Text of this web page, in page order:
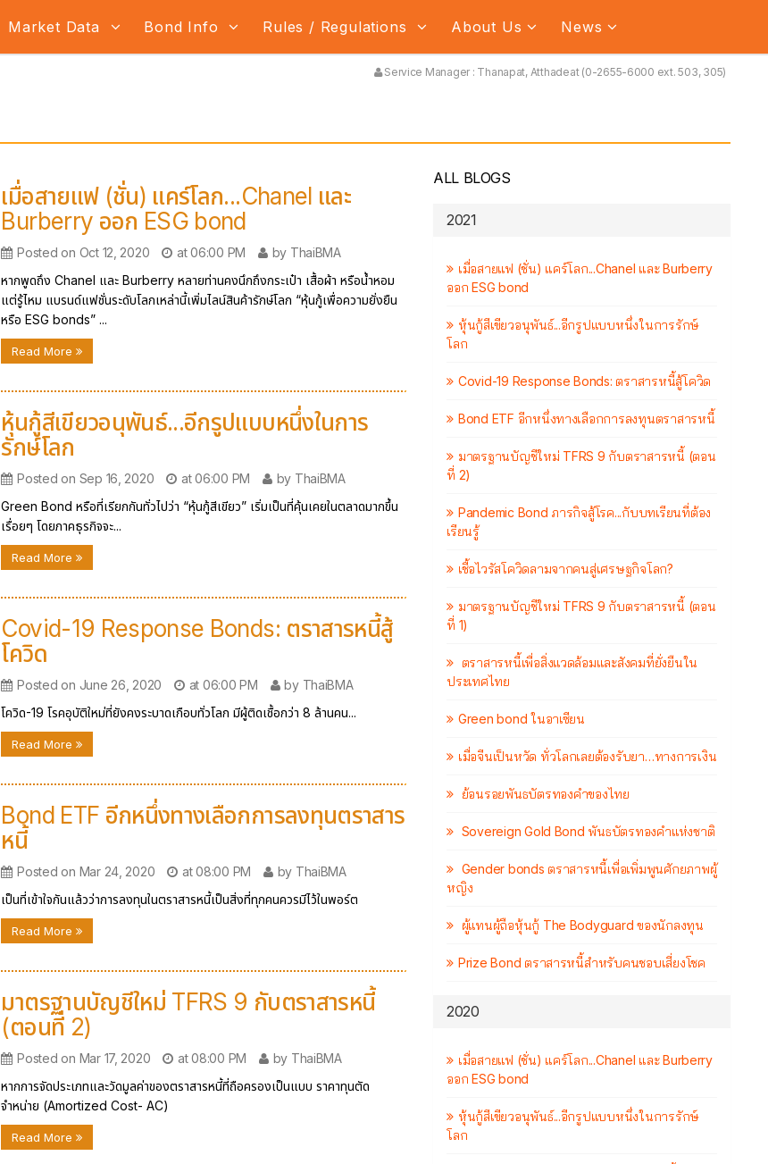
Market Data Bond Info Rules / Regulations About Us News
Service Manager : Thanapat, Atthadeat (0-2655-6000 ext. 503, 305)
เมื่อสายแฟ (ชั่น) แคร์โลก...Chanel และ
Burberry ออก ESG bond
Posted on Oct 12, 2020 at 06:00 PM
by ThaiBMA
หากพูดถึง Chanel และ Burberry หลายท่านคงนึกถึงกระเป๋า เสื้อผ้า หรือน้ำหอม
แต่รู้ไหม แบรนด์แฟชั่นระดับโลกเหล่านี้เพิ่มไลน์สินค้ารักษ์โลก “หุ้นกู้เพื่อความยั่งยืน
หรือ ESG bonds” ...
Read More
หุ้นกู้สีเขียวอนุพันธ์...อีกรูปแบบหนึ่งในการ
รักษ์โลก
Posted on Sep 16, 2020 at 06:00 PM
by ThaiBMA
Green Bond หรือที่เรียกกันทั่วไปว่า “หุ้นกู้สีเขียว” เริ่มเป็นที่คุ้นเคยในตลาดมากขึ้น
เรื่อยๆ โดยภาคธุรกิจจะ...
Read More
Covid-19 Response Bonds: ตราสารหนี้สู้
โควิด
Posted on June 26, 2020 at 06:00 PM
by ThaiBMA
โควิด-19 โรคอุบัติใหม่ที่ยังคงระบาดเกือบทั่วโลก มีผู้ติดเชื้อกว่า 8 ล้านคน...
Read More
Bond ETF อีกหนึ่งทางเลือกการลงทุนตราสาร
หนี้
Posted on Mar 24, 2020 at 08:00 PM
by ThaiBMA
เป็นที่เข้าใจกันแล้วว่าการลงทุนในตราสารหนี้เป็นสิ่งที่ทุกคนควรมีไว้ในพอร์ต
Read More
มาตรฐานบัญชีใหม่ TFRS 9 กับตราสารหนี้
(ตอนที่ 2)
Posted on Mar 17, 2020 at 08:00 PM
by ThaiBMA
หากการจัดประเภทและวัดมูลค่าของตราสารหนี้ที่ถือครองเป็นแบบ ราคาทุนตัด
จำหน่าย (Amortized Cost- AC)
Read More
ALL BLOGS
2021
เมื่อสายแฟ (ชั่น) แคร์โลก...Chanel และ Burberry
ออก ESG bond
หุ้นกู้สีเขียวอนุพันธ์...อีกรูปแบบหนึ่งในการรักษ์
โลก
Covid-19 Response Bonds: ตราสารหนี้สู้โควิด
Bond ETF อีกหนึ่งทางเลือกการลงทุนตราสารหนี้
มาตรฐานบัญชีใหม่ TFRS 9 กับตราสารหนี้ (ตอน
ที่ 2)
Pandemic Bond ภารกิจสู้โรค...กับบทเรียนที่ต้อง
เรียนรู้
เชื้อไวรัสโควิดลามจากคนสู่เศรษฐกิจโลก?
มาตรฐานบัญชีใหม่ TFRS 9 กับตราสารหนี้ (ตอน
ที่ 1)
ตราสารหนี้เพื่อสิ่งแวดล้อมและสังคมที่ยั่งยืนใน
ประเทศไทย
Green bond ในอาเซียน
เมื่อจีนเป็นหวัด ทั่วโลกเลยต้องรับยา…ทางการเงิน
ย้อนรอยพันธบัตรทองคำของไทย
Sovereign Gold Bond พันธบัตรทองคำแห่งชาติ
Gender bonds ตราสารหนี้เพื่อเพิ่มพูนศักยภาพผู้
หญิง
ผู้แทนผู้ถือหุ้นกู้ The Bodyguard ของนักลงทุน
Prize Bond ตราสารหนี้สำหรับคนชอบเสี่ยงโชค
2020
เมื่อสายแฟ (ชั่น) แคร์โลก...Chanel และ Burberry
ออก ESG bond
หุ้นกู้สีเขียวอนุพันธ์...อีกรูปแบบหนึ่งในการรักษ์
โลก